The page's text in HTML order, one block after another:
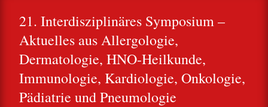
21. Interdisziplinäres Symposium –
Aktuelles aus Allergologie,
Dermatologie, HNO-Heilkunde,
Immunologie, Kardiologie, Onkologie,
Pädiatrie und Pneumologie